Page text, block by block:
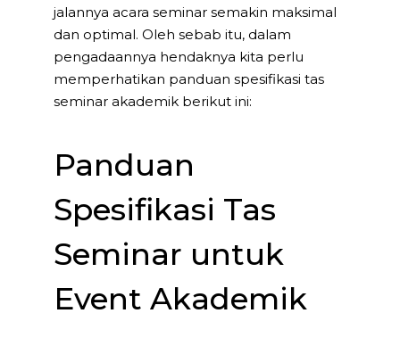
jalannya acara seminar semakin maksimal
dan optimal. Oleh sebab itu, dalam
pengadaannya hendaknya kita perlu
memperhatikan panduan spesifikasi tas
seminar akademik berikut ini:
Panduan
Spesifikasi Tas
Seminar untuk
Event Akademik